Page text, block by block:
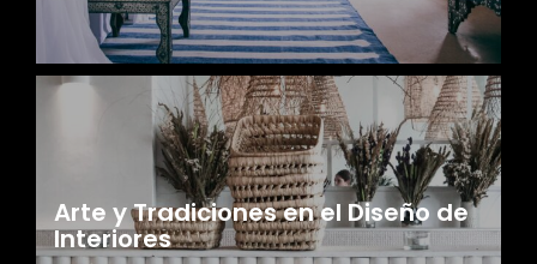
Arte y Tradiciones en el Diseño de
Interiores